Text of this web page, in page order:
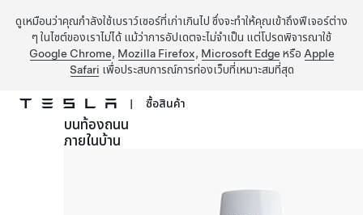
ดูเหมือนว่าคุณกำลังใช้เบราว์เซอร์ที่เก่าเกินไป ซึ่งจะทำให้คุณเข้าถึงฟีเจอร์ต่าง
ๆ ในไซต์ของเราไม่ได้ แม้ว่าการอัปเดตจะไม่จำเป็น แต่โปรดพิจารณาใช้
Google Chrome, Mozilla Firefox, Microsoft Edge หรือ Apple
Safari เพื่อประสบการณ์การท่องเว็บที่เหมาะสมที่สุด
ข้ามไปที่เนื้อหาหลัก
| ซื้อสินค้า
บนท้องถนน
ภายในบ้าน